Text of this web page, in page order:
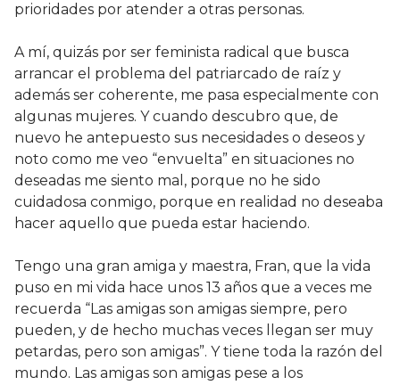
prioridades por atender a otras personas.
A mí, quizás por ser feminista radical que busca
arrancar el problema del patriarcado de raíz y
además ser coherente, me pasa especialmente con
algunas mujeres. Y cuando descubro que, de
nuevo he antepuesto sus necesidades o deseos y
noto como me veo “envuelta” en situaciones no
deseadas me siento mal, porque no he sido
cuidadosa conmigo, porque en realidad no deseaba
hacer aquello que pueda estar haciendo.
Tengo una gran amiga y maestra, Fran, que la vida
puso en mi vida hace unos 13 años que a veces me
recuerda “Las amigas son amigas siempre, pero
pueden, y de hecho muchas veces llegan ser muy
petardas, pero son amigas”. Y tiene toda la razón del
mundo. Las amigas son amigas pese a los